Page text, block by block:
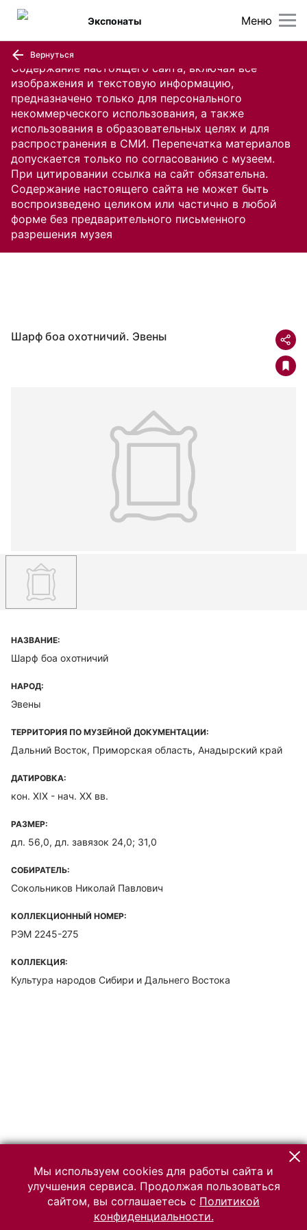
Содержание настоящего сайта, включая все
изображения и текстовую информацию,
предназначено только для персонального
некоммерческого использования, а также
использования в образовательных целях и для
распространения в СМИ. Перепечатка материалов
допускается только по согласованию с музеем.
При цитировании ссылка на сайт обязательна.
Содержание настоящего сайта не может быть
воспроизведено целиком или частично в любой
форме без предварительного письменного
разрешения музея
Меню
Экспонаты
Вернуться
Шарф боа охотничий. Эвены
НАЗВАНИЕ:
Шарф боа охотничий
НАРОД:
Эвены
ТЕРРИТОРИЯ ПО МУЗЕЙНОЙ ДОКУМЕНТАЦИИ:
Дальний Восток, Приморская область, Анадырский край
ДАТИРОВКА:
кон. ХIХ - нач. ХХ вв.
РАЗМЕР:
дл. 56,0, дл. завязок 24,0; 31,0
СОБИРАТЕЛЬ:
Сокольников Николай Павлович
КОЛЛЕКЦИОННЫЙ НОМЕР:
РЭМ 2245-275
КОЛЛЕКЦИЯ:
Культура народов Сибири и Дальнего Востока
Мы используем cookies для работы сайта и
улучшения сервиса. Продолжая пользоваться
сайтом, вы соглашаетесь с Политикой
конфиденциальности.